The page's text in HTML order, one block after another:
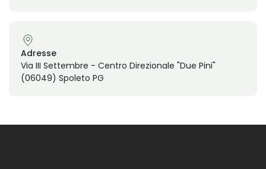
Adresse
Via III Settembre - Centro Direzionale "Due Pini"
(06049) Spoleto PG